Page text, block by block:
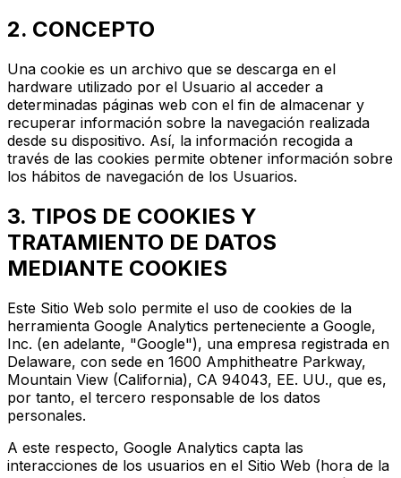
2. CONCEPTO
Una cookie es un archivo que se descarga en el
hardware utilizado por el Usuario al acceder a
determinadas páginas web con el fin de almacenar y
recuperar información sobre la navegación realizada
desde su dispositivo. Así, la información recogida a
través de las cookies permite obtener información sobre
los hábitos de navegación de los Usuarios.
3. TIPOS DE COOKIES Y
TRATAMIENTO DE DATOS
MEDIANTE COOKIES
Este Sitio Web solo permite el uso de cookies de la
herramienta Google Analytics perteneciente a Google,
Inc. (en adelante, "Google"), una empresa registrada en
Delaware, con sede en 1600 Amphitheatre Parkway,
Mountain View (California), CA 94043, EE. UU., que es,
por tanto, el tercero responsable de los datos
personales.
A este respecto, Google Analytics capta las
interacciones de los usuarios en el Sitio Web (hora de la